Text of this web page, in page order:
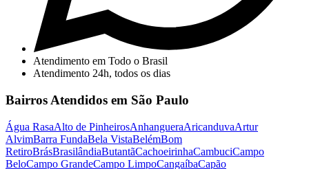
Atendimento em Todo o Brasil
Atendimento 24h, todos os dias
Bairros Atendidos em São Paulo
Água RasaAlto de PinheirosAnhangueraAricanduvaArtur
AlvimBarra FundaBela VistaBelémBom
RetiroBrásBrasilândiaButantãCachoeirinhaCambuciCampo
BeloCampo GrandeCampo LimpoCangaíbaCapão